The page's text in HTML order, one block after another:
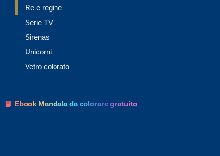
Re e regine
Serie TV
Sirenas
Unicorni
Vetro colorato
📘 Ebook Mandala da colorare gratuito